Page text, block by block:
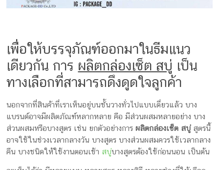
ผลิต
รับ
ผลิต
กล่อง
สำ
ทำ
กล่อง
ครีม
เพื่อให้บรรจุภัณฑ์ออกมาในธีมแนว
เดียวกัน การ ผลิตกล่องเซ็ต สบู่ เป็น
ทางเลือกที่สามารถดึงดูดใจลูกค้า
นอกจากที่สินค้าที่เราเห็นอยู่บนชั้นวางทั่วไปแบบเดี่ยวแล้ว บาง
แบรนด์อาจมีผลิตภัณฑ์หลากหลาย คือ มีส่วนผสมหลายอย่าง บาง
ส่วนผสมหรือบางสูตร เช่น ยกตัวอย่างการผลิตกล่องเซ็ต สบู่สูตรนี้่
อาจใช้ในช่วงเวลากลางวัน บางสูตร บางส่วนผสมควรใช้เวลากลาง
คืน บางชนิดให้ใช้งานตอนเช้า สบู่บางสูตรต้องใช้ก่อนนอน เป็นต้น